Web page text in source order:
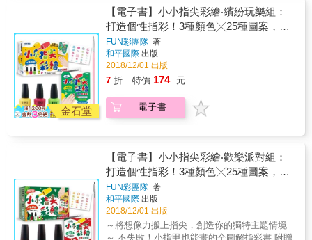
彩：不同的膚色上，適用的色彩也都不一樣。
因著人種差異，膚色有深有淺，有冷有暖，再
加上髮色、眼珠的顏色，都是將色彩運用到人
臉上時，需要考量的因素。 8不同臉形的上妝
對策：運用前面所學到的「點、線、面、體、
色彩」觀念，利用視錯覺的原理，達到能在視
覺上掌控長短、寬窄、大小、凹凸等技術，塑
造出心目中的美。 9臉部配飾．睫毛與眼鏡：
眼部是許多人會給予關注的要角，除了化妝，
象。本章將概述不同眼形，與其適合的睫毛形
化解千篇一律的妝容！ 看了上百遍的化妝教學
影片，自己化妝N遍還是覺得沒有進步，或是妝
容千篇一律，很可能是弄錯了上妝的步驟。本
書從最基礎的飾底乳選擇、塗抹方式，用粉底
調整膚質和膚色；利用刷筆畫出完美眼妝，到
陰影打亮的上法、塗抹腮紅及唇妝的方法。只
要掌握基礎妝、重點妝的流程，就能畫出千變
單眼皮、蒜頭鼻等化妝技巧，讓妝容更有自
信！ 本書收錄許多網友常見的煩惱，例如臉圓
解，更將大家認為的缺點變成妝容魅力。例如
圓臉可以用眉型和陰影加長輪廓來修飾臉型，
也可以加強眼妝和粉紅色彩妝來營造優雅可愛
的氛圍。單眼皮則可以利用眼妝創造層次營造
立體感，讓眼神放大；或是強調眼型和唇妝，
打造性感酷帥的印象。
女人？楚楚可憐清純系？成熟鄰家大姊姊？清
秀的東洋風？還是立體深邃的西洋風？只要掌
握細節，就能用同一種彩妝品，隨心打造理想
風格！ 完美的彩妝不是化成另一個人，而是展
現真我，跟著和田小姐學會運用自身優勢成為
自己的理想樣貌！
牌櫃姐的和田小姐，用淺顯易懂的說明分享櫃
姐才懂的美妝技巧，教你判斷自身的優缺，掌
握化妝手法，讓你展現最理想的自我！ 【打造
理想妝容三大重點】 ◇POINT 1：審視自己的
優缺，找出正確的展現手法！ 想真正的「展現
自我」，別只把注意力放在掩蓋缺點。如果覺
得毛孔粗大，就提亮肌膚光澤感吧！透亮的光
澤更能有效掩飾毛孔！ ◆POINT 2：從肌膚質
地決定整體造型氣氛！ 「想展現女人味，那就
化個潤澤水光肌吧！」「朋友要來家裡玩，自
然的透明肌最合適了！」從上保養品開始，詳
肌，等五大肌膚質地的底妝步驟，完整每個重
要場合！ ◇POINT 3：掌握化妝手法，展現真
我！ 你心中的理想樣貌是帥氣中性感？溫柔小
女人？楚楚可憐清純系？成熟鄰家大姊姊？清
秀的東洋風？還是立體深邃的西洋風？只要掌
握細節，就能用同一種彩妝品，隨心打造理想
風格！ 完美的彩妝不是化成另一個人，而是展
金石堂
【電子書】小小指尖彩繪‧繽紛玩樂組：
打造個性指彩！3種顏色╳25種圖案，加
乘迸發無限想像！
FUN彩團隊 著
和平國際 出版
2018/12/01 出版
7 折 特價 174 元
電子書
【電子書】小小指尖彩繪‧歡樂派對組：
打造個性指彩！3種顏色╳25種圖案，加
乘迸發無限想像！
FUN彩團隊 著
和平國際 出版
2018/12/01 出版
～將想像力搬上指尖，創造你的獨特主題情境
～ 不失敗！小指甲也能畫的全圖解指彩書 附贈